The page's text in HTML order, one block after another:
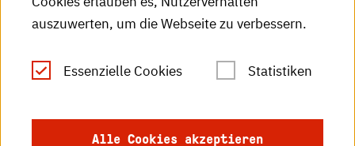
WLAN-Anbindung auf dem Campus
Mathematik
auszuwerten, um die Webseite zu verbessern.
Essenzielle Cookies Statistiken
Alle Cookies akzeptieren